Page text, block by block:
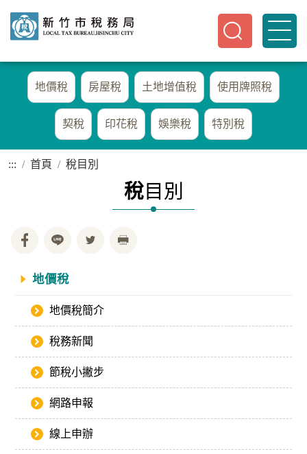
地價稅 房屋稅 土地增值稅 使用牌照稅
契稅 印花稅 娛樂稅 特別稅
::: 首頁 稅目別
稅目別
地價稅
地價稅簡介
稅務新聞
節稅小撇步
網路申報
線上申辦